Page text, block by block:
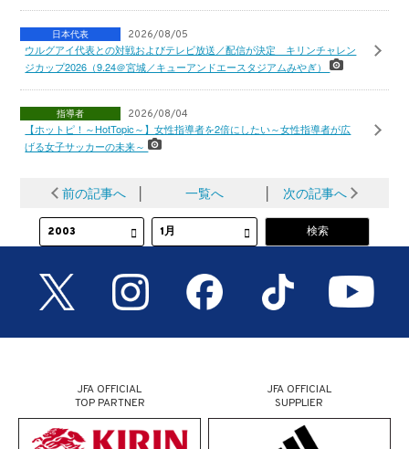
日本代表 2026/08/05
ウルグアイ代表との対戦およびテレビ放送／配信が決定 キリンチャレン
ジカップ2026（9.24＠宮城／キューアンドエースタジアムみやぎ）
指導者 2026/08/04
【ホットピ！～HotTopic～】女性指導者を2倍にしたい～女性指導者が広
げる女子サッカーの未来～
前の記事へ │ 一覧へ │ 次の記事へ
JFA OFFICIAL
TOP PARTNER
JFA OFFICIAL
SUPPLIER